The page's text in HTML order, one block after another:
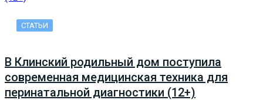
СТАТЬИ
В Клинский родильный дом поступила
современная медицинская техника для
перинатальной диагностики (12+)